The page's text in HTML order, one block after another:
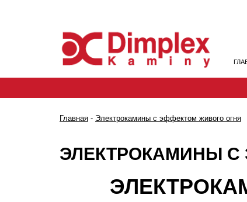
Главная - Электрокамины с эффектом живого огня
ЭЛЕКТРОКАМИНЫ